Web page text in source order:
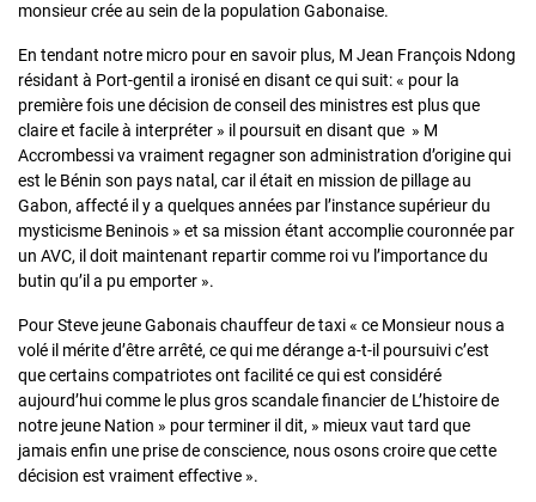
monsieur crée au sein de la population Gabonaise.
En tendant notre micro pour en savoir plus, M Jean François Ndong
résidant à Port-gentil a ironisé en disant ce qui suit: « pour la
première fois une décision de conseil des ministres est plus que
claire et facile à interpréter » il poursuit en disant que » M
Accrombessi va vraiment regagner son administration d’origine qui
est le Bénin son pays natal, car il était en mission de pillage au
Gabon, affecté il y a quelques années par l’instance supérieur du
mysticisme Beninois » et sa mission étant accomplie couronnée par
un AVC, il doit maintenant repartir comme roi vu l’importance du
butin qu’il a pu emporter ».
Pour Steve jeune Gabonais chauffeur de taxi « ce Monsieur nous a
volé il mérite d’être arrêté, ce qui me dérange a-t-il poursuivi c’est
que certains compatriotes ont facilité ce qui est considéré
aujourd’hui comme le plus gros scandale financier de L’histoire de
notre jeune Nation » pour terminer il dit, » mieux vaut tard que
jamais enfin une prise de conscience, nous osons croire que cette
décision est vraiment effective ».